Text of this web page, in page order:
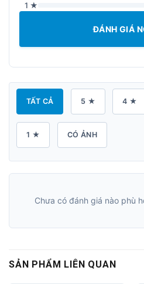
1 ★
ĐÁNH GIÁ
TẤT CẢ 5 ★ 4 ★
1 ★ CÓ ẢNH
Chưa có đánh giá nào phù
SẢN PHẨM LIÊN QUAN